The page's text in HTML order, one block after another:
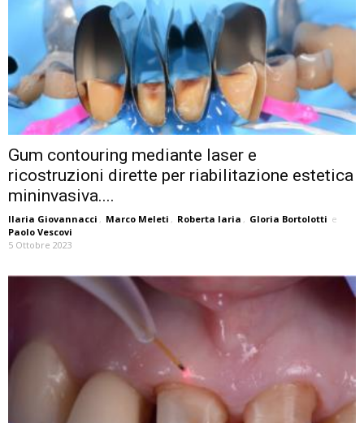
Gum contouring mediante laser e
ricostruzioni dirette per riabilitazione estetica
mininvasiva....
Ilaria Giovannacci , Marco Meleti , Roberta Iaria , Gloria Bortolotti e
Paolo Vescovi
5 Ottobre 2023